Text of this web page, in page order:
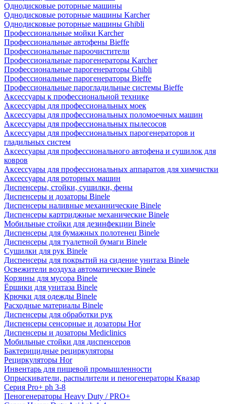
Однодисковые роторные машины
Однодисковые роторные машины Karcher
Однодисковые роторные машины Ghibli
Профессиональные мойки Karcher
Профессиональные автофены Bieffe
Профессиональные пароочистители
Профессиональные парогенераторы Karcher
Профессиональные парогенераторы Ghibli
Профессиональные парогенераторы Bieffe
Профессиональные парогладильные системы Bieffe
Аксессуары к профессиональной технике
Аксессуары для профессиональных моек
Аксессуары для профессиональных поломоечных машин
Аксессуары для профессиональных пылесосов
Аксессуары для профессиональных парогенераторов и
гладильных систем
Аксессуары для профессионального автофена и сушилок для
ковров
Аксессуары для профессиональных аппаратов для химчистки
Аксессуары для роторных машин
Диспенсеры, стойки, сушилки, фены
Диспенсеры и дозаторы Binele
Диспенсеры наливные механнические Binele
Диспенсеры картриджные механические Binele
Мобильные стойки для дезинфекции Binele
Диспенсеры для бумажных полотенец Binele
Диспенсеры для туалетной бумаги Binele
Сушилки для рук Binele
Диспенсеры для покрытий на сидение унитаза Binele
Освежители воздуха автоматические Binele
Корзины для мусора Binele
Ёршики для унитаза Binele
Крючки для одежды Binele
Расходные материалы Binele
Диспенсеры для обработки рук
Диспенсеры сенсорные и дозаторы Hor
Диспенсеры и дозаторы Mediclinics
Мобильные стойки для диспенсеров
Бактерицидные рециркуляторы
Рециркуляторы Hor
Инвентарь для пищевой промышленности
Опрыскиватели, распылители и пеногенераторы Квазар
Серия Pro+ ph 3-8
Пеногенераторы Heavy Duty / PRO+